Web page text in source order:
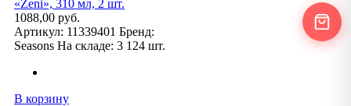
«Zeni», 310 мл, 2 шт.
1088,00 руб.
Артикул: 11339401 Бренд:
Seasons На складе: 3 124 шт.
В корзину